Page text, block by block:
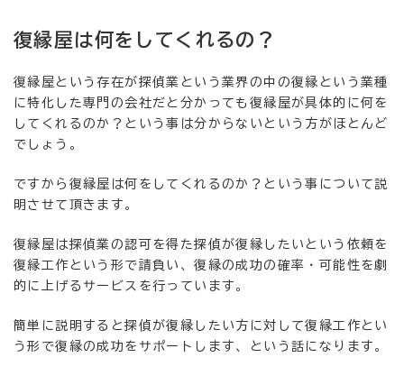
復縁屋は何をしてくれるの？
復縁屋という存在が探偵業という業界の中の復縁という業種
に特化した専門の会社だと分かっても復縁屋が具体的に何を
してくれるのか？という事は分からないという方がほとんど
でしょう。
ですから復縁屋は何をしてくれるのか？という事について説
明させて頂きます。
復縁屋は探偵業の認可を得た探偵が復縁したいという依頼を
復縁工作という形で請負い、復縁の成功の確率・可能性を劇
的に上げるサービスを行っています。
簡単に説明すると探偵が復縁したい方に対して復縁工作とい
う形で復縁の成功をサポートします、という話になります。